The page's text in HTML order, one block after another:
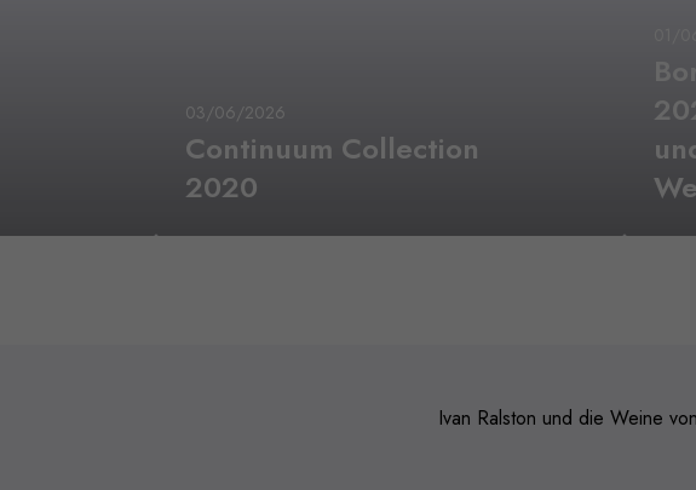
03/06/2026
Continuum Collection
2020
Ivan Ralston und die Weine